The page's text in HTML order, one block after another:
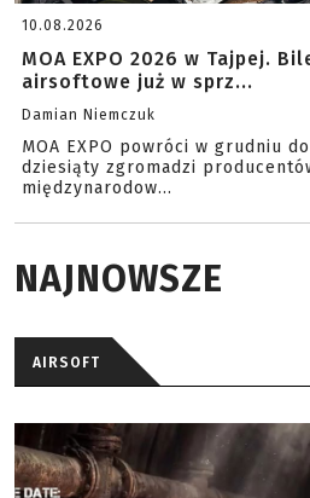
10.08.2026
MOA EXPO 2026 w Tajpej.
airsoftowe już w sprz...
Damian Niemczuk
MOA EXPO powróci w grudniu
dziesiąty zgromadzi
międzynarodow...
NAJNOWSZE
AIRSOFT